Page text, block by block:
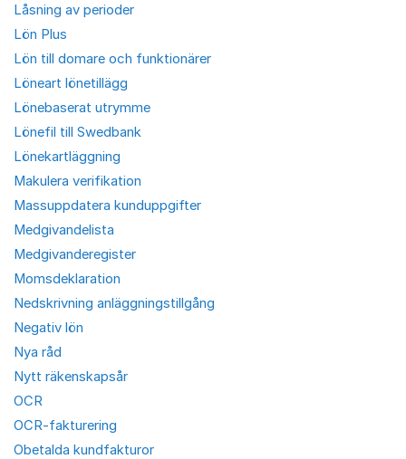
Låsning av perioder
Lön Plus
Lön till domare och funktionärer
Löneart lönetillägg
Lönebaserat utrymme
Lönefil till Swedbank
Lönekartläggning
Makulera verifikation
Massuppdatera kunduppgifter
Medgivandelista
Medgivanderegister
Momsdeklaration
Nedskrivning anläggningstillgång
Negativ lön
Nya råd
Nytt räkenskapsår
OCR
OCR-fakturering
Obetalda kundfakturor